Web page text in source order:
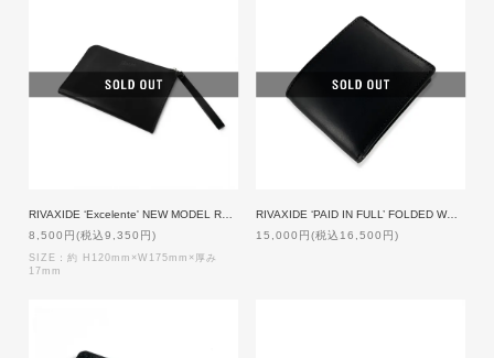
8,500円(税込9,350円)
SIZE：約 H120mm×W175mm×厚み
17mm
RIVAXIDE ‘PAID IN FULL’ FOLDED WALLET [Black]
15,000円(税込16,500円)